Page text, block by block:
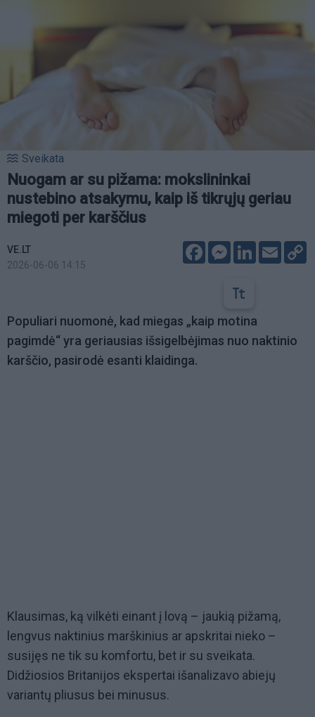
Sveikata
Nuogam ar su pižama: mokslininkai
nustebino atsakymu, kaip iš tikrųjų geriau
miegoti per karščius
VE.LT
2026-06-06 14:15
FacebookMessenger
LinkedIn
Email
Populiari nuomonė, kad miegas „kaip motina
pagimdė“ yra geriausias išsigelbėjimas nuo naktinio
karščio, pasirodė esanti klaidinga.
Klausimas, ką vilkėti einant į lovą – jaukią pižamą,
lengvus naktinius marškinius ar apskritai nieko –
susijęs ne tik su komfortu, bet ir su sveikata.
Didžiosios Britanijos ekspertai išanalizavo abiejų
variantų pliusus bei minusus.